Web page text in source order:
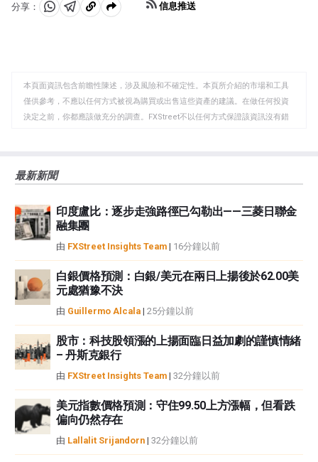
分享：
分 分 複
板
信息推送
本頁面資訊包含前瞻性陳述，涉及風險和不確定性。本頁所介紹的市場和工具
僅供參考，不應以任何方式被視為購買或出售這些資產的建議。在做任何投資
決定之前，你都應該做充分的調查。FXStreet不以任何方式保證該資訊沒有錯
觀點，並不代表FXStreet或其廣告商的官方政策或立場。作者不對本頁連結的
如果文章正文中沒有明確提到，在撰寫本文時，作者在本文中提到的任何股票
中都沒有頭寸，也沒有與文中提到的任何公司有業務關係。除了FXStreet，作
者沒有收到撰寫這篇文章的報酬。
性不作任何陳述。FXStreet和作者將不承擔任何錯誤，遺漏或任何損失，傷害
或損害由此資訊及其顯示或使用引起的。錯誤和遺漏除外。本文作者和
FXStreet並非註冊投資顧問，本文內容無意提供任何投資建議。
最新新聞
印度盧比：逐步走強路徑已勾勒出——三菱日聯金
融集團
由 FXStreet Insights Team | 16分鐘以前
白銀價格預測：白銀/美元在兩日上揚後於62.00美
元處猶豫不決
由 Guillermo Alcala | 25分鐘以前
股市：科技股領漲的上揚面臨日益加劇的謹慎情緒
– 丹斯克銀行
由 FXStreet Insights Team | 32分鐘以前
美元指數價格預測：守住99.50上方漲幅，但看跌
偏向仍然存在
由 Lallalit Srijandorn | 32分鐘以前